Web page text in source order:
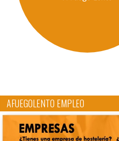
AFUEGOLENTO EMPLEO